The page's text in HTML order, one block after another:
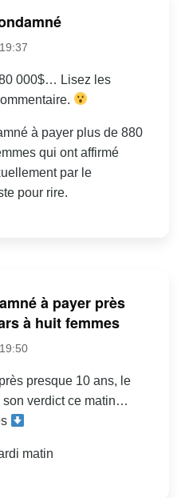
000$… Lisez les
à payer plus de 880
qui ont affirmé
par le
pour rire.
à payer près
à huit femmes
presque 10 ans, le
son verdict ce matin…
matin